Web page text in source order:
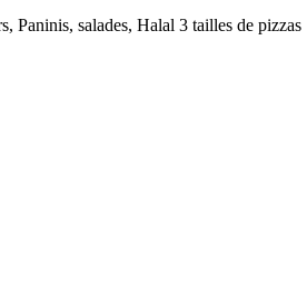
Paninis, salades, Halal 3 tailles de pizzas